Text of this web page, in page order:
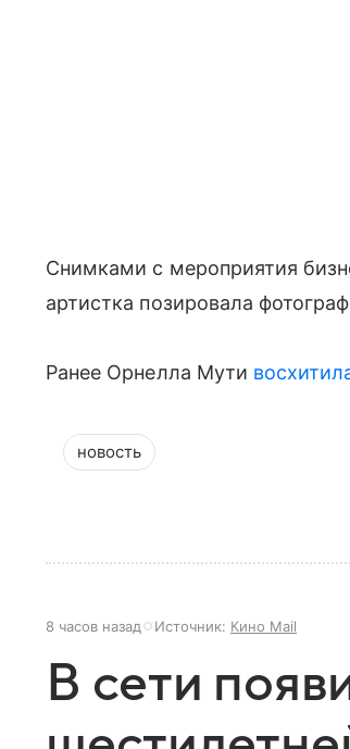
Снимками с мероприятия
артистка позировала
Ранее Орнелла Мути
новость
8 часов назад Источник: Кино Mail
В сети